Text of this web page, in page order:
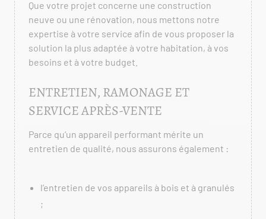
Que votre projet concerne une construction
neuve ou une rénovation, nous mettons notre
expertise à votre service afin de vous proposer la
solution la plus adaptée à votre habitation, à vos
besoins et à votre budget.
ENTRETIEN, RAMONAGE ET
SERVICE APRÈS-VENTE
Parce qu’un appareil performant mérite un
entretien de qualité, nous assurons également :
l’entretien de vos appareils à bois et à granulés
;